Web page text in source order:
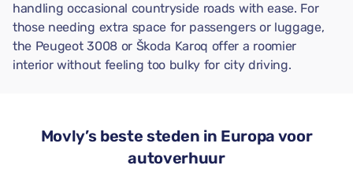
handling occasional countryside roads with ease. For
those needing extra space for passengers or luggage,
the Peugeot 3008 or Škoda Karoq offer a roomier
interior without feeling too bulky for city driving.
Movly’s beste steden in Europa voor
autoverhuur